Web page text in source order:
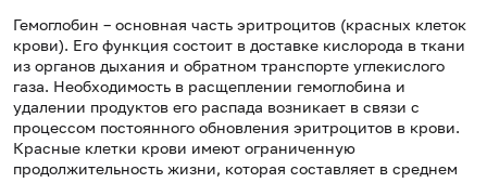
Гемоглобин – основная часть эритроцитов (красных клеток
крови). Его функция состоит в доставке кислорода в ткани
из органов дыхания и обратном транспорте углекислого
газа. Необходимость в расщеплении гемоглобина и
удалении продуктов его распада возникает в связи с
процессом постоянного обновления эритроцитов в крови.
Красные клетки крови имеют ограниченную
продолжительность жизни, которая составляет в среднем